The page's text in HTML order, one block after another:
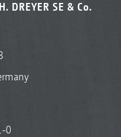
DREYER SE & Co.
0